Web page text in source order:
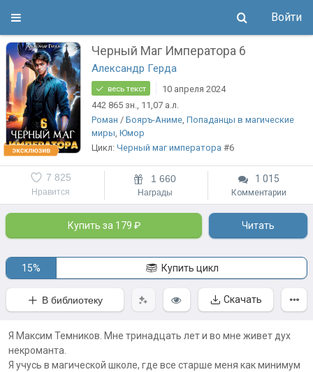
Войти
Черный Маг Императора 6
Александр Герда
весь текст
10 апреля 2024
442 865 зн., 11,07 а.л.
Роман / Бояръ-Аниме, Попаданцы в магические
миры, Юмор
Цикл: Черный маг императора #6
Нравится
7 825 1 660
Награды
1 015
Комментарии
Купить за 179 ₽ Читать
15% Купить цикл
В библиотеку Скачать
Я Максим Темников. Мне тринадцать лет и во мне живет дух
некроманта.
Я учусь в магической школе, где все старше меня как минимум